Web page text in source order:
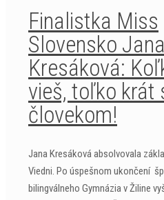
Finalistka Miss
Slovensko Jana
Kresáková:
vieš, toľko krát
človekom!
Jana Kresáková absolvovala
Viedni. Po úspešnom ukončení
bilingválneho Gymnázia v Žiline